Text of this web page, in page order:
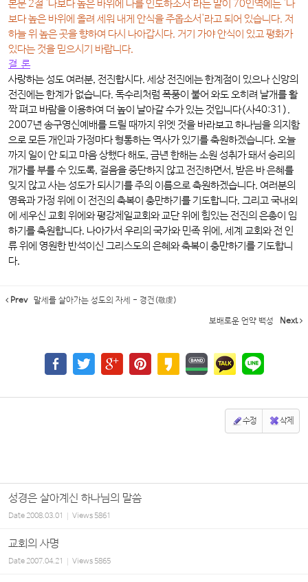
본문 2절 '나보다 높은 바위에 나를 인도하소서'라는 말이 70인역에는 '나
보다 높은 바위에 올려 세워 내게 안식을 주옵소서'라고 되어 있습니다. 저
하늘 위 높은 곳을 향하여 다시 나아갑시다. 거기 가야 안식이 있고 평화가
있다는 것을 믿으시기 바랍니다.
결 론
사랑하는 성도 여러분, 전진합시다. 세상 전진에는 한계점이 있으나 신앙의
전진에는 한계가 없습니다. 독수리처럼 폭풍이 불어 와도 오히려 날개를 활
짝 펴고 바람을 이용하여 더 높이 날아갈 수가 있는 것입니다(사40:31).
2007년 송구영신예배를 드릴 때까지 위엣 것을 바라보고 하나님을 의지함
으로 모든 개인과 가정마다 형통하는 역사가 있기를 축원하겠습니다. 오늘
까지 일이 안 되고 마음 상했다 해도, 금년 한해는 소원 성취가 돼서 승리의
개가를 부를 수 있도록, 걸음을 중단하지 않고 전진하면서, 받은 바 은혜를
잊지 않고 사는 성도가 되시기를 주의 이름으로 축원하겠습니다. 여러분의
영육과 가정 위에 이 전진의 축복이 충만하기를 기도합니다. 그리고 국내외
에 세우신 교회 위에와 평강제일교회와 교단 위에 힘있는 전진의 은총이 임
하기를 축원합니다. 나아가서 우리의 국가와 민족 위에, 세계 교회와 전 인
류 위에 영원한 반석이신 그리스도의 은혜와 축복이 충만하기를 기도합니
다.
Prev 말세를 살아가는 성도의 자세 - 경건(敬虔)
보배로운 언약 백성 Next
수정 삭제
성경은 살아계신 하나님의 말씀
Date2008.03.01 Views 5861
교회의 사명
Date2007.04.21 Views 5865